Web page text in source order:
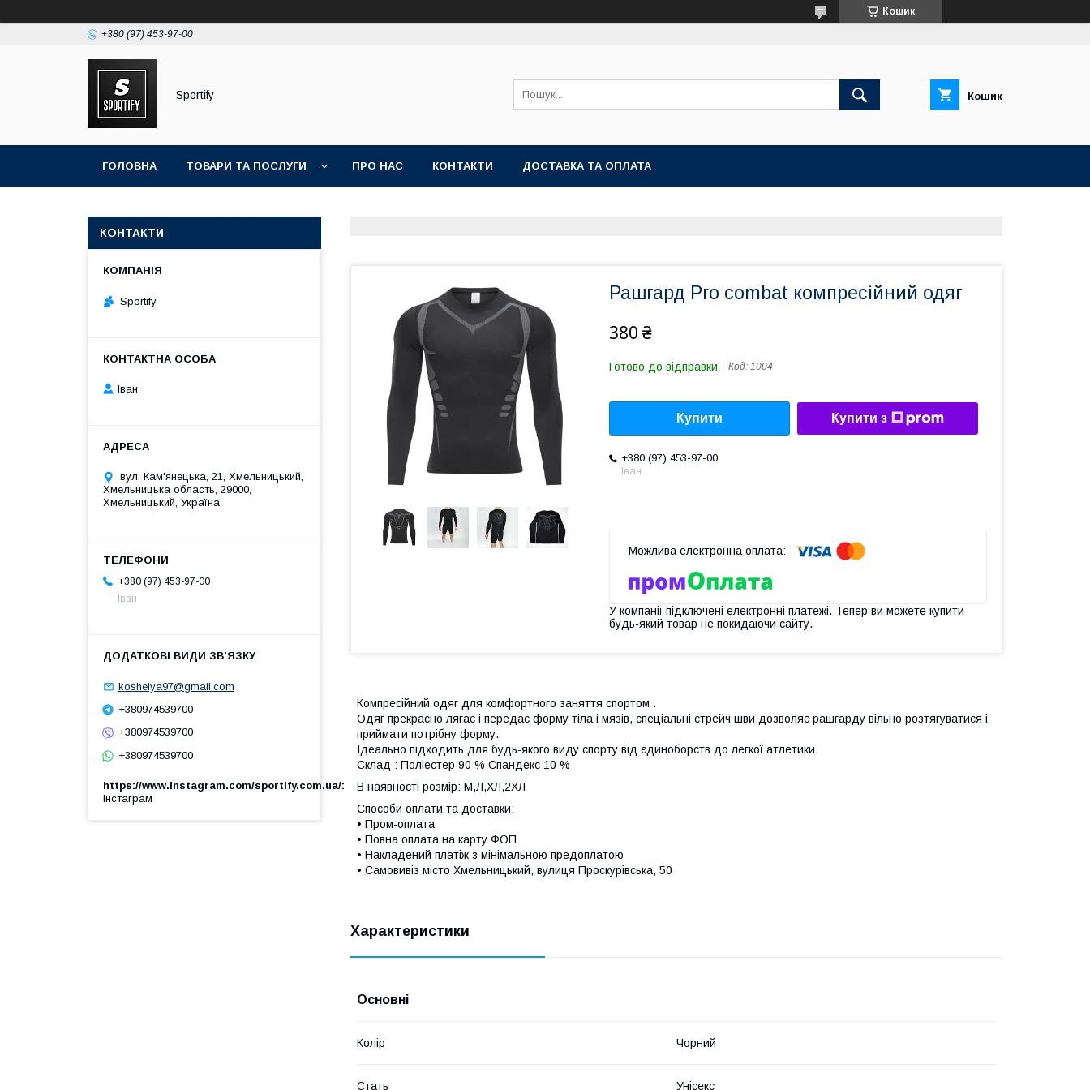
Кошик
+380 (97) 453-97-00
Sportify Кошик
ГОЛОВНА ТОВАРИ ТА ПОСЛУГИ ПРО НАС КОНТАКТИ ДОСТАВКА ТА ОПЛАТА
Рашгард Pro combat компресійний одяг
380 ₴
Готово до відправки Код: 1004
Купити Купити з
+380 (97) 453-97-00
Іван
У компанії підключені електронні платежі. Тепер ви можете купити
будь-який товар не покидаючи сайту.
Компресійний одяг для комфортного заняття спортом .
Одяг прекрасно лягає і передає форму тіла і мязів, спеціальні стрейч шви дозволяє рашгарду вільно розтягуватися і
приймати потрібну форму.
Ідеально підходить для будь-якого виду спорту від єдиноборств до легкої атлетики.
Склад : Поліестер 90 % Спандекс 10 %
В наявності розмір: М,Л,ХЛ,2ХЛ
Способи оплати та доставки:
• Пром-оплата
• Повна оплата на карту ФОП
• Накладений платіж з мінімальною предоплатою
• Самовивіз місто Хмельницький, вулиця Проскурівська, 50
Характеристики
Основні
Колір Чорний
Стать Унісекс
КОНТАКТИ
Sportify
Іван
вул. Кам'янецька, 21, Хмельницький,
Хмельницька область, 29000,
Хмельницький, Україна
+380 (97) 453-97-00
Іван
koshelya97@gmail.com
+380974539700
+380974539700
+380974539700
https://www.instagram.com/sportify.com.ua/
Інстаграм